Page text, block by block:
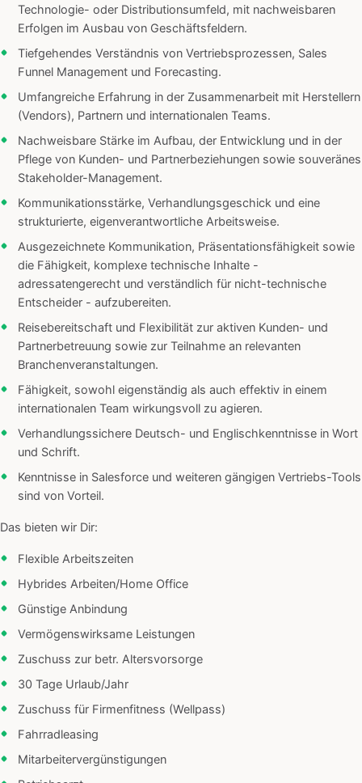
Technologie- oder Distributionsumfeld, mit nachweisbaren
Erfolgen im Ausbau von Geschäftsfeldern.
Tiefgehendes Verständnis von Vertriebsprozessen, Sales
Funnel Management und Forecasting.
Umfangreiche Erfahrung in der Zusammenarbeit mit Herstellern
(Vendors), Partnern und internationalen Teams.
Nachweisbare Stärke im Aufbau, der Entwicklung und in der
Pflege von Kunden- und Partnerbeziehungen sowie souveränes
Stakeholder-Management.
Kommunikationsstärke, Verhandlungsgeschick und eine
strukturierte, eigenverantwortliche Arbeitsweise.
Ausgezeichnete Kommunikation, Präsentationsfähigkeit sowie
die Fähigkeit, komplexe technische Inhalte -
adressatengerecht und verständlich für nicht-technische
Entscheider - aufzubereiten.
Reisebereitschaft und Flexibilität zur aktiven Kunden- und
Partnerbetreuung sowie zur Teilnahme an relevanten
Branchenveranstaltungen.
Fähigkeit, sowohl eigenständig als auch effektiv in einem
internationalen Team wirkungsvoll zu agieren.
Verhandlungssichere Deutsch- und Englischkenntnisse in Wort
und Schrift.
Kenntnisse in Salesforce und weiteren gängigen Vertriebs-Tools
sind von Vorteil.
Das bieten wir Dir:
Flexible Arbeitszeiten
Hybrides Arbeiten/Home Office
Günstige Anbindung
Vermögenswirksame Leistungen
Zuschuss zur betr. Altersvorsorge
30 Tage Urlaub/Jahr
Zuschuss für Firmenfitness (Wellpass)
Fahrradleasing
Mitarbeitervergünstigungen